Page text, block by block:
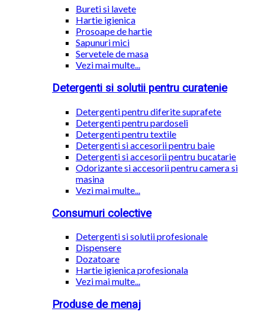
Bureti si lavete
Hartie igienica
Prosoape de hartie
Sapunuri mici
Servetele de masa
Vezi mai multe...
Detergenti si solutii pentru curatenie
Detergenti pentru diferite suprafete
Detergenti pentru pardoseli
Detergenti pentru textile
Detergenti si accesorii pentru baie
Detergenti si accesorii pentru bucatarie
Odorizante si accesorii pentru camera si
masina
Vezi mai multe...
Consumuri colective
Detergenti si solutii profesionale
Dispensere
Dozatoare
Hartie igienica profesionala
Vezi mai multe...
Produse de menaj